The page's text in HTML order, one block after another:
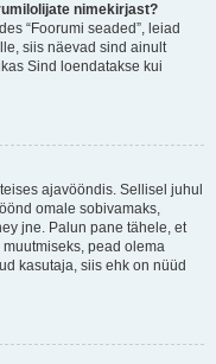
nimekirjast?
“Foorumi seaded”, leiad
siis näevad sind ainult
Sind loendatakse kui
ajavööndis. Sellisel juhul
omale sobivamaks,
jne. Palun pane tähele, et
pead olema
kasutaja, siis ehk on nüüd